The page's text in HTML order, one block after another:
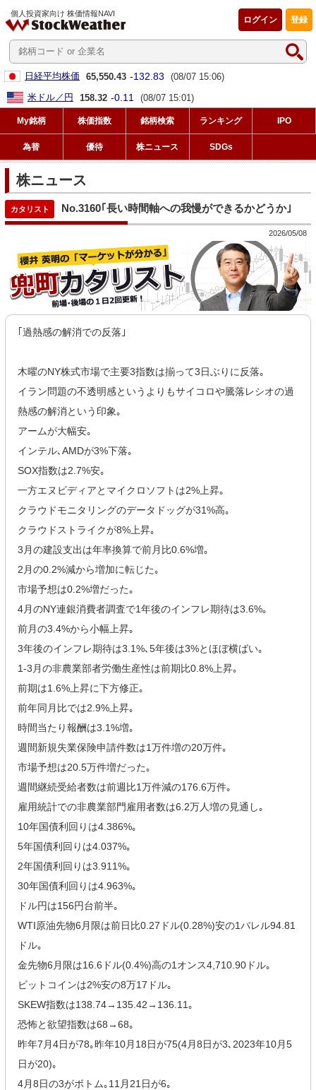
個人投資家向け 株価情報NAVI
登録
ログイン
日経平均株価 65,550.43 -132.83
(08/07 15:06)
米ドル／円
158.32 -0.11 (08/07 15:01)
My銘柄 株価指数 銘柄検索 ランキング IPO
為替 優待 株ニュース SDGs
株ニュース
No.3160｢長い時間軸への我慢ができるかどうか｣
2026/05/08
｢過熱感の解消での反落｣
木曜のNY株式市場で主要3指数は揃って3日ぶりに反落｡
イラン問題の不透明感というよりもサイコロや騰落レシオの過
熱感の解消という印象｡
アームが大幅安｡
インテル､AMDが3%下落｡
SOX指数は2.7%安｡
一方エヌビディアとマイクロソフトは2%上昇｡
クラウドモニタリングのデータドッグが31%高｡
クラウドストライクが8%上昇｡
3月の建設支出は年率換算で前月比0.6%増｡
2月の0.2%減から増加に転じた｡
市場予想は0.2%増だった｡
4月のNY連銀消費者調査で1年後のインフレ期待は3.6%｡
前月の3.4%から小幅上昇｡
3年後のインフレ期待は3.1%､5年後は3%とほぼ横ばい｡
1-3月の非農業部者労働生産性は前期比0.8%上昇｡
前期は1.6%上昇に下方修正｡
前年同月比では2.9%上昇｡
時間当たり報酬は3.1%増｡
週間新規失業保険申請件数は1万件増の20万件｡
市場予想は20.5万件増だった｡
週間継続受給者数は前週比1万件減の176.6万件｡
雇用統計での非農業部門雇用者数は6.2万人増の見通し｡
10年国債利回りは4.386%｡
5年国債利回りは4.037%｡
2年国債利回りは3.911%｡
30年国債利回りは4.963%｡
ドル円は156円台前半｡
WTI原油先物6月限は前日比0.27ドル(0.28%)安の1バレル94.81
ドル｡
金先物6月限は16.6ドル(0.4%)高の1オンス4,710.90ドル｡
ビットコインは2%安の8万17ドル｡
SKEW指数は138.74→135.42→136.11｡
恐怖と欲望指数は68→68｡
昨年7月4日が78｡昨年10月18日が75(4月8日が3､2023年10月5
日が20)｡
4月8日の3がボトム｡11月21日が6｡